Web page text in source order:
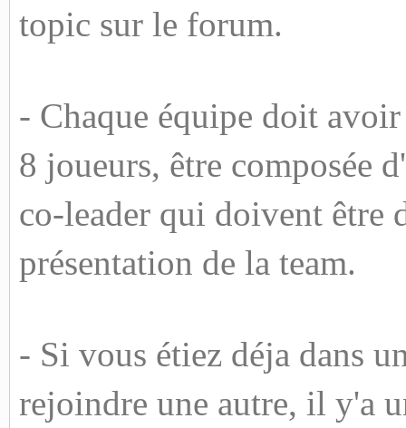
topic sur le forum.
- Chaque équipe doit
8 joueurs, être composée
co-leader qui doivent être
présentation de la team.
- Si vous étiez déja dans
rejoindre une autre, il y'a